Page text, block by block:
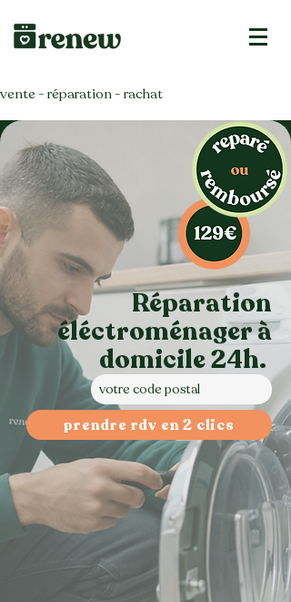
vente - réparation - rachat
Réparation
éléctroménager à
domicile 24h.
prendre rdv en 2 clics